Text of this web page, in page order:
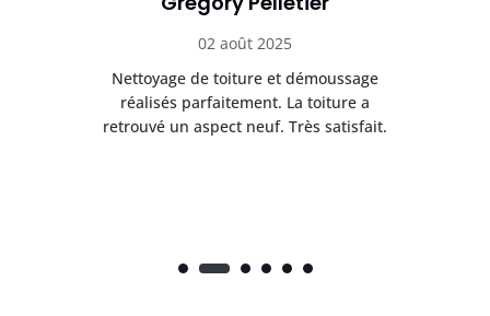
02 août 2025
Nettoyage de toiture et démoussage
réalisés parfaitement. La toiture a
retrouvé un aspect neuf. Très satisfait.